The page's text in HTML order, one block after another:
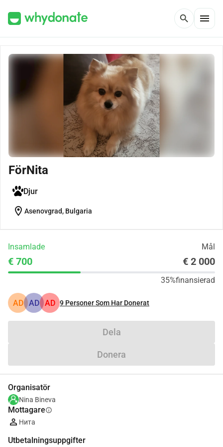
search menu
FörNita
Djur
location_on Asenovgrad, Bulgaria
Insamlade Mål
€ 700 € 2 000
35%finansierad
AD AD AD 9 Personer Som Har Donerat
Dela
Donera
Organisatör
Nina Bineva
Mottagareinfo
Нита
Utbetalningsuppgifter